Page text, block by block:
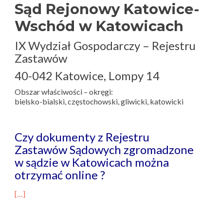
Sąd Rejonowy Katowice-
Wschód w Katowicach
IX Wydział Gospodarczy – Rejestru
Zastawów
40-042 Katowice, Lompy 14
Obszar właściwości – okręgi:
bielsko-bialski, częstochowski, gliwicki, katowicki
Czy dokumenty z Rejestru
Zastawów Sądowych zgromadzone
w sądzie w Katowicach można
otrzymać online ?
[…]